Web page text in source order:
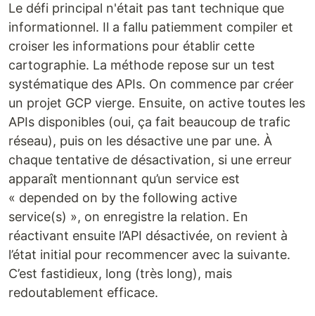
Le défi principal n'était pas tant technique que
informationnel. Il a fallu patiemment compiler et
croiser les informations pour établir cette
cartographie. La méthode repose sur un test
systématique des APIs. On commence par créer
un projet GCP vierge. Ensuite, on active toutes les
APIs disponibles (oui, ça fait beaucoup de trafic
réseau), puis on les désactive une par une. À
chaque tentative de désactivation, si une erreur
apparaît mentionnant qu’un service est
« depended on by the following active
service(s) », on enregistre la relation. En
réactivant ensuite l’API désactivée, on revient à
l’état initial pour recommencer avec la suivante.
C’est fastidieux, long (très long), mais
redoutablement efficace.